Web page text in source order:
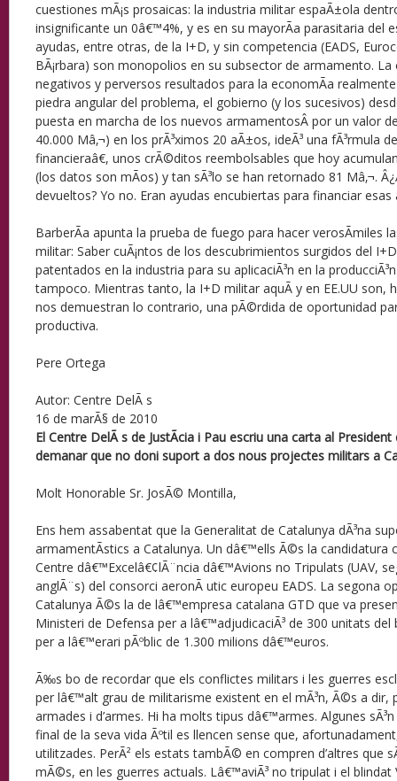
cuestiones mÃ¡s prosaicas: la industria militar espaÃ±ola
insignificante un 0â€™4%, y es en su mayorÃ­a parasitaria del
ayudas, entre otras, de la I+D, y sin competencia (EADS,
BÃ¡rbara) son monopolios en su subsector de armamento.
negativos y perversos resultados para la economÃ­a
piedra angular del problema, el gobierno (y los sucesivos)
puesta en marcha de los nuevos armamentosÂ por un valor
40.000 Mâ‚¬) en los prÃ³ximos 20 aÃ±os, ideÃ³ una fÃ³rmula
financieraâ€, unos crÃ©ditos reembolsables que hoy
(los datos son mÃ­os) y tan sÃ³lo se han retornado 81 Mâ‚¬.
devueltos? Yo no. Eran ayudas encubiertas para financiar esas
BarberÃ­a apunta la prueba de fuego para hacer verosÃ­miles
militar: Saber cuÃ¡ntos de los descubrimientos surgidos del
patentados en la industria para su aplicaciÃ³n en la
tampoco. Mientras tanto, la I+D militar aquÃ­ y en EE.UU son,
nos demuestran lo contrario, una pÃ©rdida de oportunidad
productiva.
Pere Ortega
Autor: Centre DelÃ s
16 de marÃ§ de 2010
El Centre DelÃ s de JustÃ­cia i Pau escriu una carta al
demanar que no doni suport a dos nous projectes militars a
Molt Honorable Sr. JosÃ© Montilla,
Ens hem assabentat que la Generalitat de Catalunya dÃ³na
armamentÃ­stics a Catalunya. Un dâ€™ells Ã©s la candidatura
Centre dâ€™Excelâ€¢lÃ¨ncia dâ€™Avions no Tripulats (UAV,
anglÃ¨s) del consorci aeronÃ utic europeu EADS. La segona
Catalunya Ã©s la de lâ€™empresa catalana GTD que va
Ministeri de Defensa per a lâ€™adjudicaciÃ³ de 300 unitats del
per a lâ€™erari pÃºblic de 1.300 milions dâ€™euros.
Ã‰s bo de recordar que els conflictes militars i les guerres
per lâ€™alt grau de militarisme existent en el mÃ³n, Ã©s a
armades i d’armes. Hi ha molts tipus dâ€™armes. Algunes
final de la seva vida Ãºtil es llencen sense que,
utilitzades. PerÃ² els estats tambÃ© en compren d’altres que
mÃ©s, en les guerres actuals. Lâ€™aviÃ³ no tripulat i el